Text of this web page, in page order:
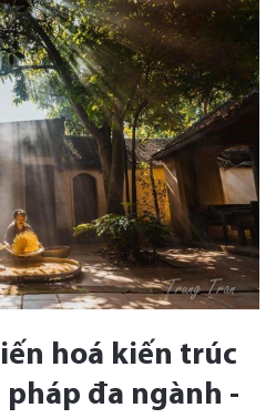
hoá kiến trúc
đa ngành -